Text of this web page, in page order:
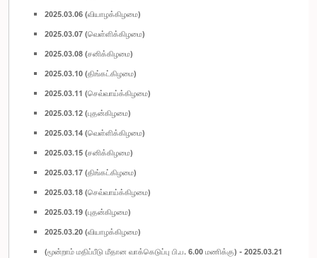
2025.03.06 (வியாழக்கிழமை)
2025.03.07 (வெள்ளிக்கிழமை)
2025.03.08 (சனிக்கிழமை)
2025.03.10 (திங்கட்கிழமை)
2025.03.11 (செவ்வாய்க்கிழமை)
2025.03.12 (புதன்கிழமை)
2025.03.14 (வெள்ளிக்கிழமை)
2025.03.15 (சனிக்கிழமை)
2025.03.17 (திங்கட்கிழமை)
2025.03.18 (செவ்வாய்க்கிழமை)
2025.03.19 (புதன்கிழமை)
2025.03.20 (வியாழக்கிழமை)
(மூன்றாம் மதிப்பீடு மீதான வாக்கெடுப்பு பி.ப. 6.00 மணிக்கு) - 2025.03.21